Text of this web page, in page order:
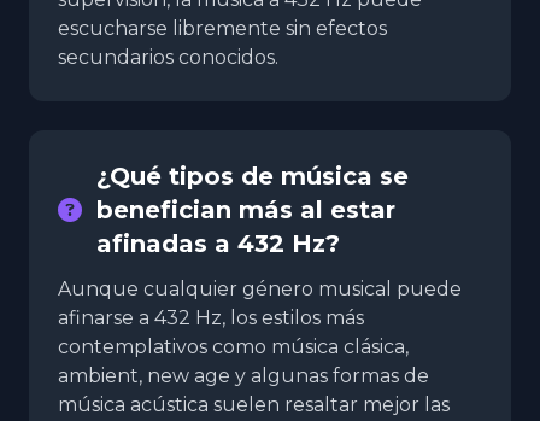
escucharse libremente sin efectos
secundarios conocidos.
¿Qué tipos de música se
benefician más al estar
afinadas a 432 Hz?
Aunque cualquier género musical puede
afinarse a 432 Hz, los estilos más
contemplativos como música clásica,
ambient, new age y algunas formas de
música acústica suelen resaltar mejor las